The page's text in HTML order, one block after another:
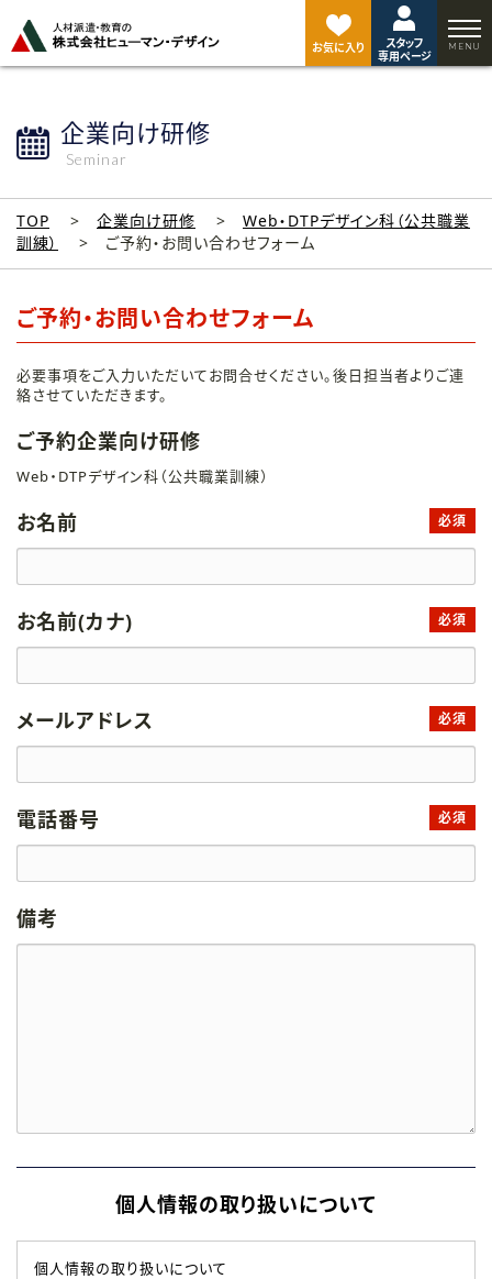
お気に入り
スタッフ
専用ページ
企業向け研修
Seminar
TOP 企業向け研修
Web・DTPデザイン科（公共職業
訓練）
ご予約・お問い合わせフォーム
ご予約・お問い合わせフォーム
必要事項をご入力いただいてお問合せください。後日担当者よりご連
絡させていただきます。
ご予約企業向け研修
Web・DTPデザイン科（公共職業訓練）
お名前 必須
お名前(カナ) 必須
メールアドレス 必須
電話番号 必須
備考
個人情報の取り扱いについて
個人情報の取り扱いについて
ジ
ト